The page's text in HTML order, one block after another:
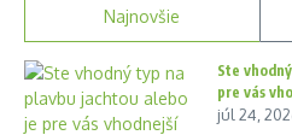
Najnovšie
Ste
pre vás
júl 24,